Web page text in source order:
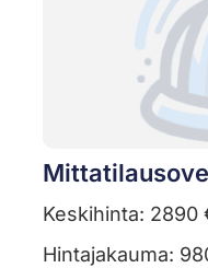
Keskihinta: 2890
Hintajakauma: